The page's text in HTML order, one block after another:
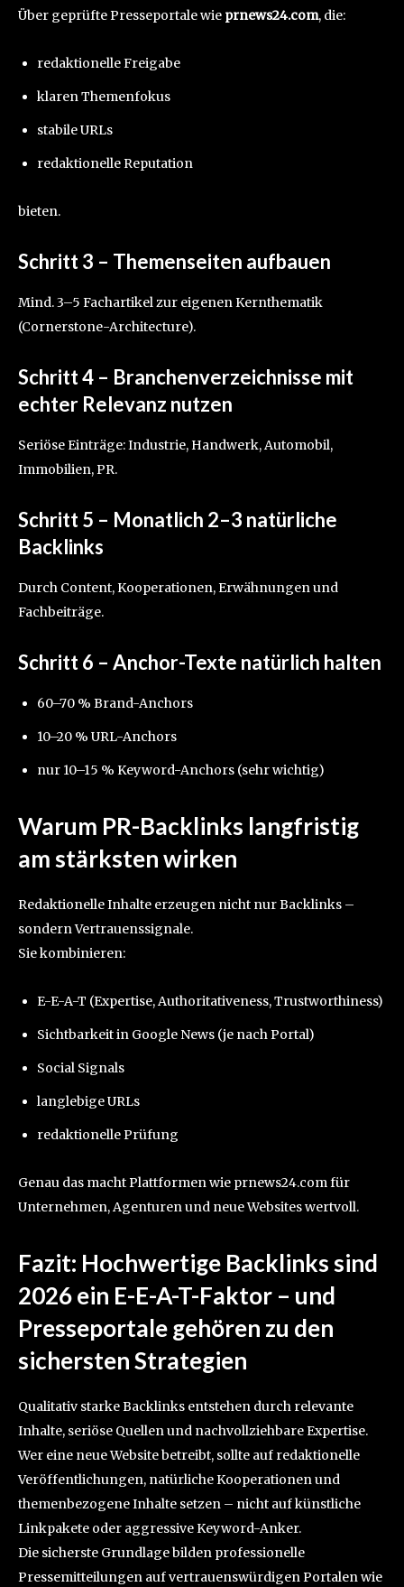
Über geprüfte Presseportale wie prnews24.com, die:
redaktionelle Freigabe
klaren Themenfokus
stabile URLs
redaktionelle Reputation
bieten.
Schritt 3 – Themenseiten aufbauen
Mind. 3–5 Fachartikel zur eigenen Kernthematik
(Cornerstone-Architecture).
Schritt 4 – Branchenverzeichnisse mit
echter Relevanz nutzen
Seriöse Einträge: Industrie, Handwerk, Automobil,
Immobilien, PR.
Schritt 5 – Monatlich 2–3 natürliche
Backlinks
Durch Content, Kooperationen, Erwähnungen und
Fachbeiträge.
Schritt 6 – Anchor-Texte natürlich halten
60–70 % Brand-Anchors
10–20 % URL-Anchors
nur 10–15 % Keyword-Anchors (sehr wichtig)
Warum PR-Backlinks langfristig
am stärksten wirken
Redaktionelle Inhalte erzeugen nicht nur Backlinks –
sondern Vertrauenssignale.
Sie kombinieren:
E-E-A-T (Expertise, Authoritativeness, Trustworthiness)
Sichtbarkeit in Google News (je nach Portal)
Social Signals
langlebige URLs
redaktionelle Prüfung
Genau das macht Plattformen wie prnews24.com für
Unternehmen, Agenturen und neue Websites wertvoll.
Fazit: Hochwertige Backlinks sind
2026 ein E-E-A-T-Faktor – und
Presseportale gehören zu den
sichersten Strategien
Qualitativ starke Backlinks entstehen durch relevante
Inhalte, seriöse Quellen und nachvollziehbare Expertise.
Wer eine neue Website betreibt, sollte auf redaktionelle
Veröffentlichungen, natürliche Kooperationen und
themenbezogene Inhalte setzen – nicht auf künstliche
Linkpakete oder aggressive Keyword-Anker.
Die sicherste Grundlage bilden professionelle
Pressemitteilungen auf vertrauenswürdigen Portalen wie